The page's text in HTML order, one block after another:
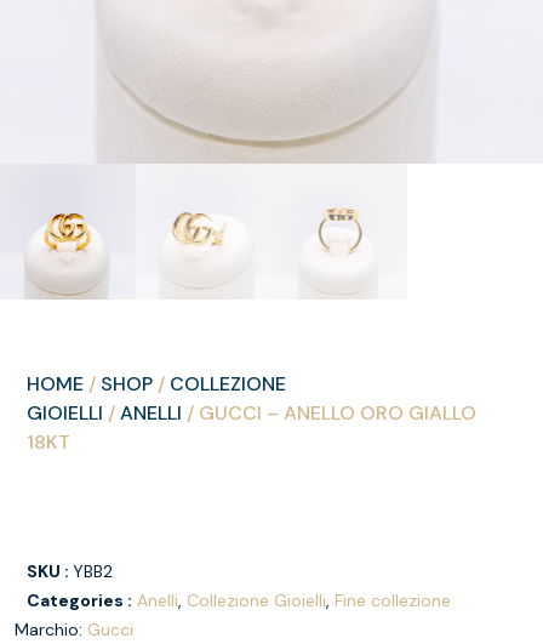
HOME / SHOP / COLLEZIONE
GIOIELLI /ANELLI / GUCCI – ANELLO ORO GIALLO
18KT
SKU :YBB2
Categories : Anelli, Collezione Gioielli, Fine collezione
Marchio: Gucci